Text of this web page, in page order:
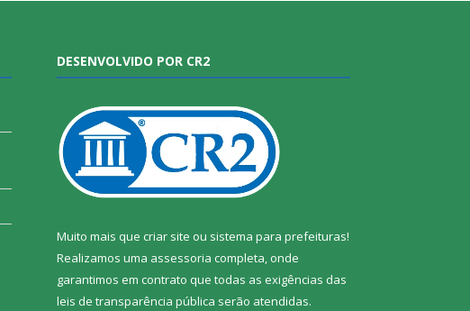
DESENVOLVIDO POR CR2
Muito mais que criar site ou sistema para prefeituras!
Realizamos uma assessoria completa, onde
garantimos em contrato que todas as exigências das
leis de transparência pública serão atendidas.